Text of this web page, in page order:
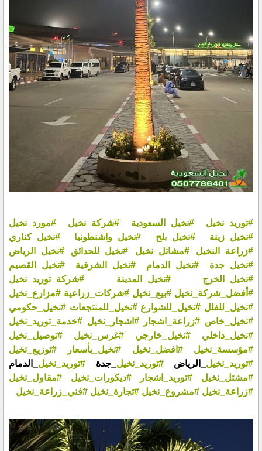
#توريد_نخيل #نخيل_السعودية #شركة_نخيل
#مورد_نخيل
#نخيل_زينة
#نخيل_بلح #نخيل_واشنطونيا
#نخيل_كناري
#زراعة_النخيل
#مشاتل_نخيل #نخيل_للحدائق
#نخيل_الرياض
#نخيل_جدة
#نخيل_الدمام #نخيل_الشرقية
#نخيل_القصيم
#نخيل_الخرج
#نخيل_المدينة
#شركة_توريد_نخيل
#أفضل_شركة_نخيل #بيع_نخيل #شركات_زراعية #مزارع_نخيل
#نخيل_للفلل #نخيل_للشوارع #نخيل_للمنتجعات #نخيل_حكومي
#نخيل_خاص #زراعة_اشجار #اشجار_نخيل #خدمة_توريد_نخيل
#نخيل_داخلي
#نخيل_خارجي #غرس_نخيل
#توصيل_نخيل
#مؤسسة_نخيل
#افضل_نخيل #نخيل_بأسعار
#توزيع_نخيل
#توريد_نخيل _الرياض#توريد_نخيل _جدة #توريد_نخيل _الدمام
#مشتل_نخيل
#توريد_اشجار #ديكورات_نخيل
#مقاول_نخيل
#زراعة_نخيل #مشروع_نخيل #تجارة_نخيل #فني_زراعة_نخيل